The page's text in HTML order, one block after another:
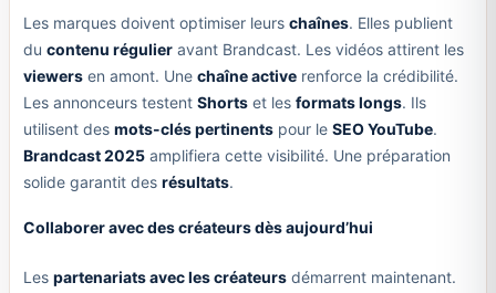
Les marques doivent optimiser leurs chaînes. Elles publient
du contenu régulieravant Brandcast. Les vidéos attirent les
viewersen amont. Une chaîne activerenforce la crédibilité.
Les annonceurs testent Shortset les formats longs. Ils
utilisent des mots-clés pertinentspour le SEO YouTube.
Brandcast 2025amplifiera cette visibilité. Une préparation
solide garantit des résultats.
Collaborer avec des créateurs dès aujourd’hui
Les partenariats avec les créateursdémarrent maintenant.